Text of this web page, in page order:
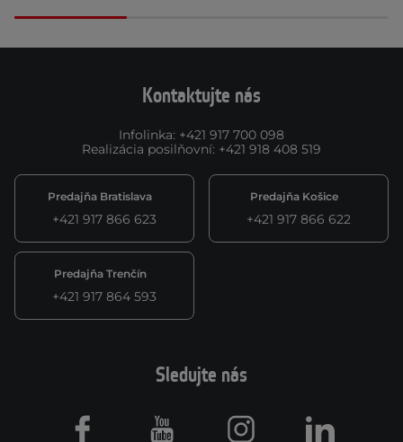
Kontaktujte nás
Infolinka: +421 917 700 098
Realizácia posilňovní: +421 918 408 519
Predajňa Bratislava
+421 917 866 623
Predajňa Košice
+421 917 866 622
Predajňa Trenčín
+421 917 864 593
Sledujte nás
Facebook Youtube Instagram LinkedIn